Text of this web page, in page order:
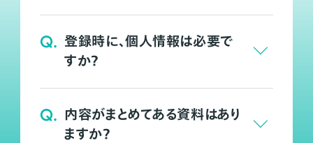
Q. 登録時に、個人情報は必要で
すか？
Q. 内容がまとめてある資料はあり
ますか？